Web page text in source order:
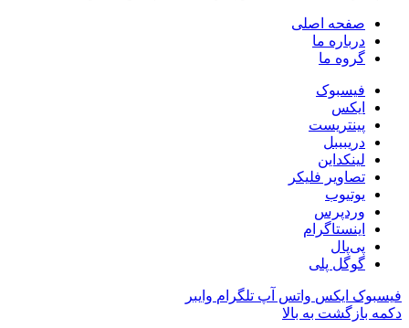
صفحه اصلی
درباره ما
گروه ما
فیسبوک
ایکس
پینتریست
دریبببل
لینکداین
تصاویر فلیکر
یوتیوب
وردپرس
اینستاگرام
پی‌پال
گوگل پلی
فیسبوک ایکس واتس آپ تلگرام وایبر
دکمه بازگشت به بالا